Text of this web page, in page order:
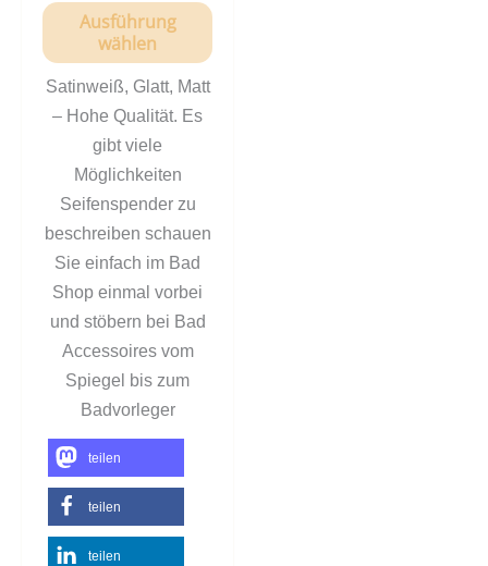
Ausführung
wählen
Satinweiß, Glatt, Matt
– Hohe Qualität. Es
gibt viele
Möglichkeiten
Seifenspender zu
beschreiben schauen
Sie einfach im Bad
Shop einmal vorbei
und stöbern bei Bad
Accessoires vom
Spiegel bis zum
Badvorleger
teilen
teilen
teilen